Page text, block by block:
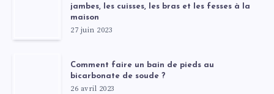
jambes, les cuisses, les bras et les fesses à la
maison
27 juin 2023
Comment faire un bain de pieds au
bicarbonate de soude ?
26 avril 2023